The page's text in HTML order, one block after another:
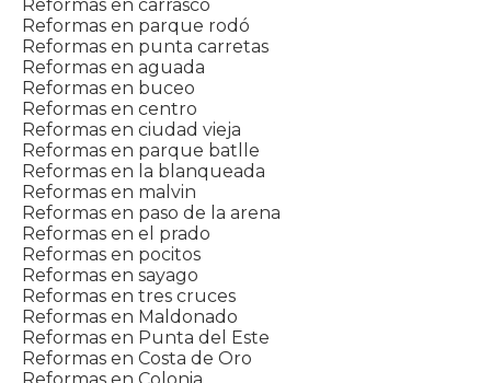
Reformas en carrasco
Reformas en parque rodó
Reformas en punta carretas
Reformas en aguada
Reformas en buceo
Reformas en centro
Reformas en ciudad vieja
Reformas en parque batlle
Reformas en la blanqueada
Reformas en malvin
Reformas en paso de la arena
Reformas en el prado
Reformas en pocitos
Reformas en sayago
Reformas en tres cruces
Reformas en Maldonado
Reformas en Punta del Este
Reformas en Costa de Oro